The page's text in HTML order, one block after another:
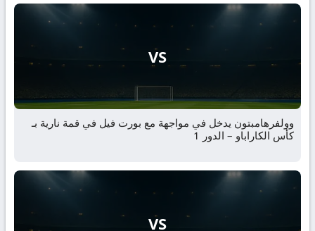
VS
وولفرهامبتون يدخل في مواجهة مع بورت فيل في قمة نارية بـ
كأس الكاراباو – الدور 1
VS